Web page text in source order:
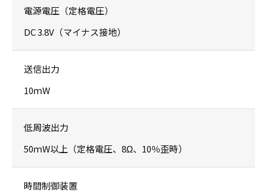
電源電圧（定格電圧）
DC 3.8V（マイナス接地）
送信出力
10ｍW
低周波出力
50ｍW以上（定格電圧、8Ω、10％歪時）
時間制御装置